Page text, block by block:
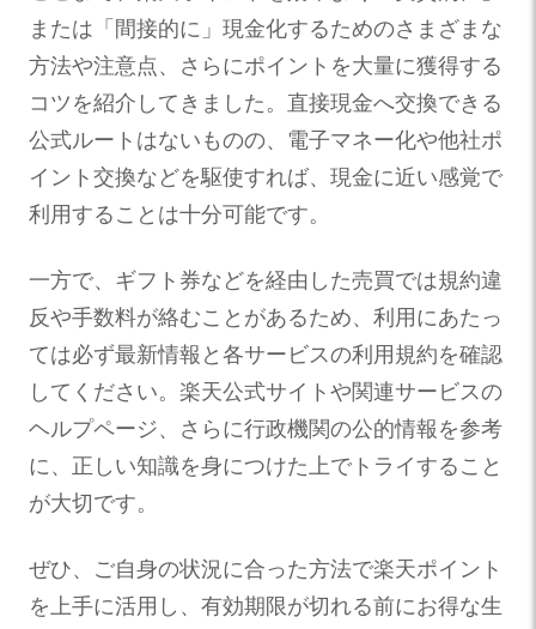
または「間接的に」現金化するためのさまざまな
方法や注意点、さらにポイントを大量に獲得する
コツを紹介してきました。直接現金へ交換できる
公式ルートはないものの、電子マネー化や他社ポ
イント交換などを駆使すれば、現金に近い感覚で
利用することは十分可能です。
一方で、ギフト券などを経由した売買では規約違
反や手数料が絡むことがあるため、利用にあたっ
ては必ず最新情報と各サービスの利用規約を確認
してください。楽天公式サイトや関連サービスの
ヘルプページ、さらに行政機関の公的情報を参考
に、正しい知識を身につけた上でトライすること
が大切です。
ぜひ、ご自身の状況に合った方法で楽天ポイント
を上手に活用し、有効期限が切れる前にお得な生